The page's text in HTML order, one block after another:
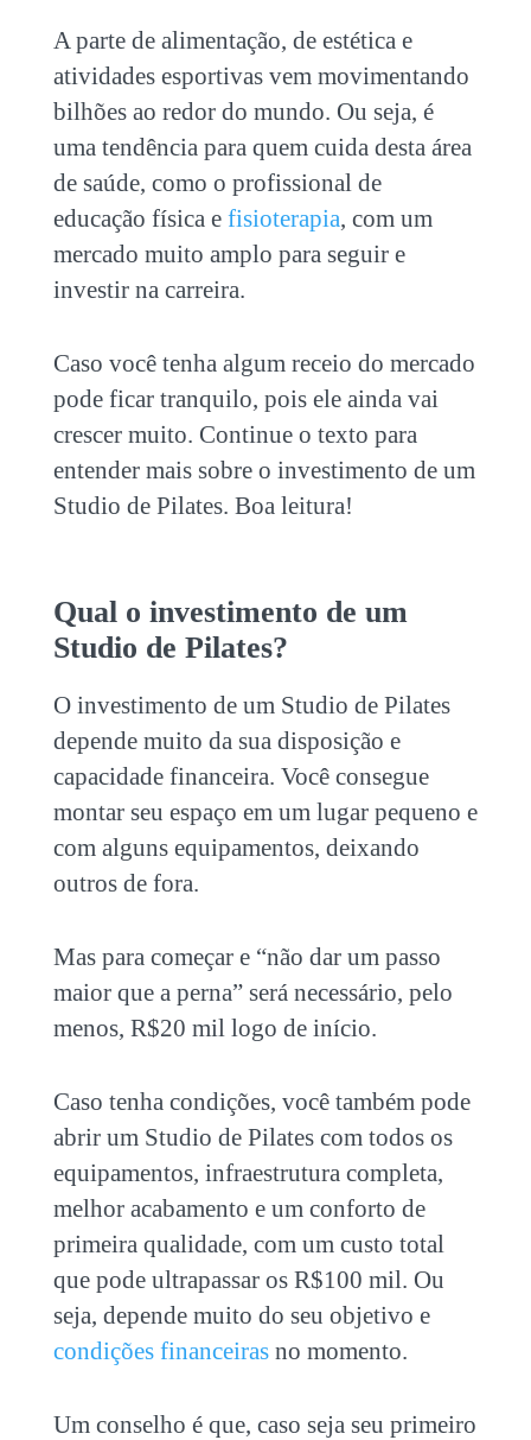
A parte de alimentação, de estética e
atividades esportivas vem movimentando
bilhões ao redor do mundo. Ou seja, é
uma tendência para quem cuida desta área
de saúde, como o profissional de
educação física e fisioterapia, com um
mercado muito amplo para seguir e
investir na carreira.
Caso você tenha algum receio do mercado
pode ficar tranquilo, pois ele ainda vai
crescer muito. Continue o texto para
entender mais sobre o investimento de um
Studio de Pilates. Boa leitura!
Qual o investimento de um
Studio de Pilates?
O investimento de um Studio de Pilates
depende muito da sua disposição e
capacidade financeira. Você consegue
montar seu espaço em um lugar pequeno e
com alguns equipamentos, deixando
outros de fora.
Mas para começar e “não dar um passo
maior que a perna” será necessário, pelo
menos, R$20 mil logo de início.
Caso tenha condições, você também pode
abrir um Studio de Pilates com todos os
equipamentos, infraestrutura completa,
melhor acabamento e um conforto de
primeira qualidade, com um custo total
que pode ultrapassar os R$100 mil. Ou
seja, depende muito do seu objetivo e
condições financeirasno momento.
Um conselho é que, caso seja seu primeiro